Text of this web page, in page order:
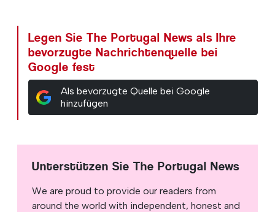
Legen Sie The Portugal News als Ihre
bevorzugte Nachrichtenquelle bei
Google fest
Als bevorzugte Quelle bei Google
hinzufügen
Unterstützen Sie The Portugal News
We are proud to provide our readers from
around the world with independent, honest and